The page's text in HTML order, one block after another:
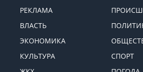
РЕКЛАМА
ВЛАСТЬ
ЭКОНОМИКА
КУЛЬТУРА
СПОРТ